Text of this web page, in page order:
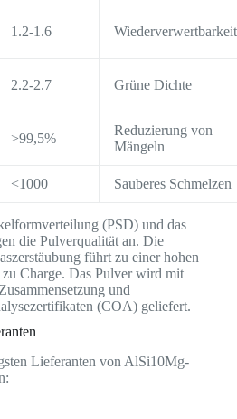
1.2-1.6 Wiederverwertbarkeit
2.2-2.7 Grüne Dichte
>99,5%
Reduzierung von
Mängeln
<1000 Sauberes Schmelzen
(PSD) und das
die Pulverqualität an. Die
führt zu einer hohen
Charge. Das Pulver wird mit
und
(COA) geliefert.
Lieferanten von AlSi10Mg-